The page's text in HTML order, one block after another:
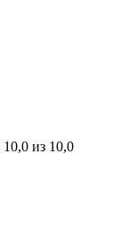
10,0 из 10,0